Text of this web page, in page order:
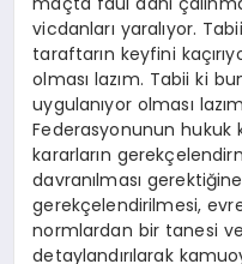
vicdanları yaralıyor.
taraftarın keyfini
olması lazım. Tabii ki
uygulanıyor olması
Federasyonunun hukuk
kararların
davranılması
gerekçelendirilmesi,
normlardan bir tanesi
detaylandırılarak